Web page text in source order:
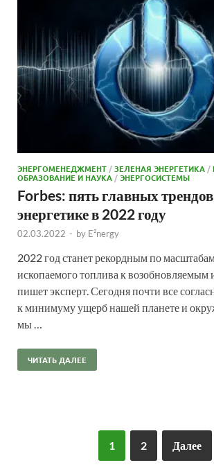
ЭНЕРГОМЕНЕДЖМЕНТ /ЗЕЛЕНАЯ ЭНЕРГЕТИКА /
ОБРАЗОВАНИЕ И НАУКА /ЭНЕРГОСИСТЕМЫ
Forbes: пять главных
энергетике в 2022 году
02.03.2022 - by E²nergy
2022 год станет рекордным по
ископаемого топлива к возобновляемым
пишет эксперт. Сегодня почти все
к минимуму ущерб нашей планете и
мы …
ЧИТАТЬ ДАЛЕЕ
1 2 Далее